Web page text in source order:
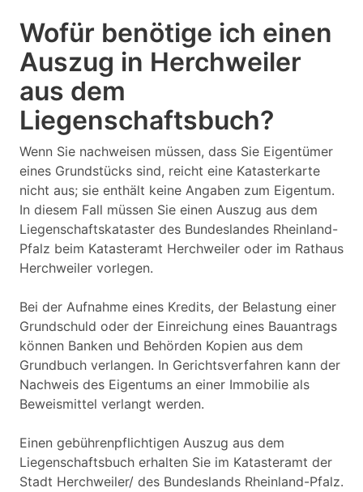
Wofür benötige ich einen
Auszug in Herchweiler
aus dem
Liegenschaftsbuch?
Wenn Sie nachweisen müssen, dass Sie Eigentümer
eines Grundstücks sind, reicht eine Katasterkarte
nicht aus; sie enthält keine Angaben zum Eigentum.
In diesem Fall müssen Sie einen Auszug aus dem
Liegenschaftskataster des Bundeslandes Rheinland-
Pfalz beim Katasteramt Herchweiler oder im Rathaus
Herchweiler vorlegen.
Bei der Aufnahme eines Kredits, der Belastung einer
Grundschuld oder der Einreichung eines Bauantrags
können Banken und Behörden Kopien aus dem
Grundbuch verlangen. In Gerichtsverfahren kann der
Nachweis des Eigentums an einer Immobilie als
Beweismittel verlangt werden.
Einen gebührenpflichtigen Auszug aus dem
Liegenschaftsbuch erhalten Sie im Katasteramt der
Stadt Herchweiler/ des Bundeslands Rheinland-Pfalz.